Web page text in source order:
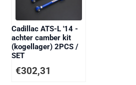
Cadillac ATS-L '14 -
achter camber kit
(kogellager) 2PCS /
SET
€302,31